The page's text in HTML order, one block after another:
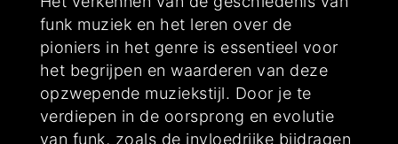
funk muziek en het leren over de
pioniers in het genre is essentieel voor
het begrijpen en waarderen van deze
opzwepende muziekstijl. Door je te
verdiepen in de oorsprong en evolutie
van funk, zoals de invloedrijke bijdragen